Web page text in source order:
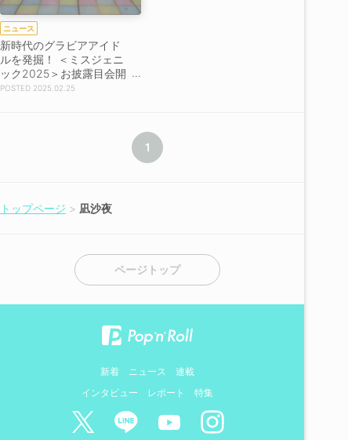
ニュース
新時代のグラビアアイド
ルを発掘！ ＜ミスジェニ
ック2025＞お披露目会開
催
2025.02.25
1
トップページ 凪沙夜
ページトップ
新着 ニュース
連載
インタビュー
レポート 特集